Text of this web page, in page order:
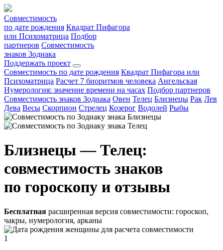
Совместимость
по дате рождения Квадрат Пифагора
или Психоматрица Подбор
партнеров Совместимость
знаков Зодиака
Поддержать проект
Совместимость по дате рождения Квадрат Пифагора или
Психоматрица Расчет 7 биоритмов человека Ангельская
Нумерология: значение времени на часах Подбор партнеров
Совместимость знаков Зодиака Овен Телец Близнецы Рак Лев
Дева Весы Скорпион Стрелец Козерог Водолей Рыбы
Близнецы — Телец:
совместимость знаков
по гороскопу и отзывы
Бесплатная расширенная версия совместимости: гороскоп,
чакры, нумерология, арканы
1